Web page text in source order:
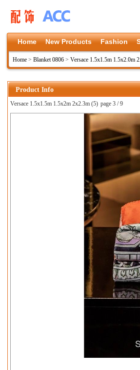
Home New Products Fashion
Home > Blanket 0806 > Versace 1.5x1.5m 1.5x2.0m
Product Info
Versace 1.5x1.5m 1.5x2m 2x2.3m (5) page 3 / 9